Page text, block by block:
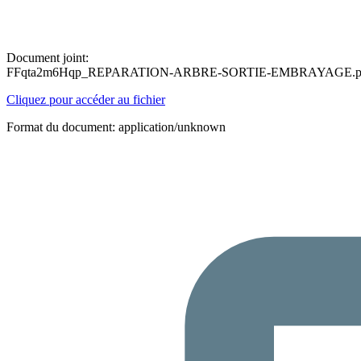
Document joint:
FFqta2m6Hqp_REPARATION-ARBRE-SORTIE-
Cliquez pour accéder au fichier
Format du document: application/unknown